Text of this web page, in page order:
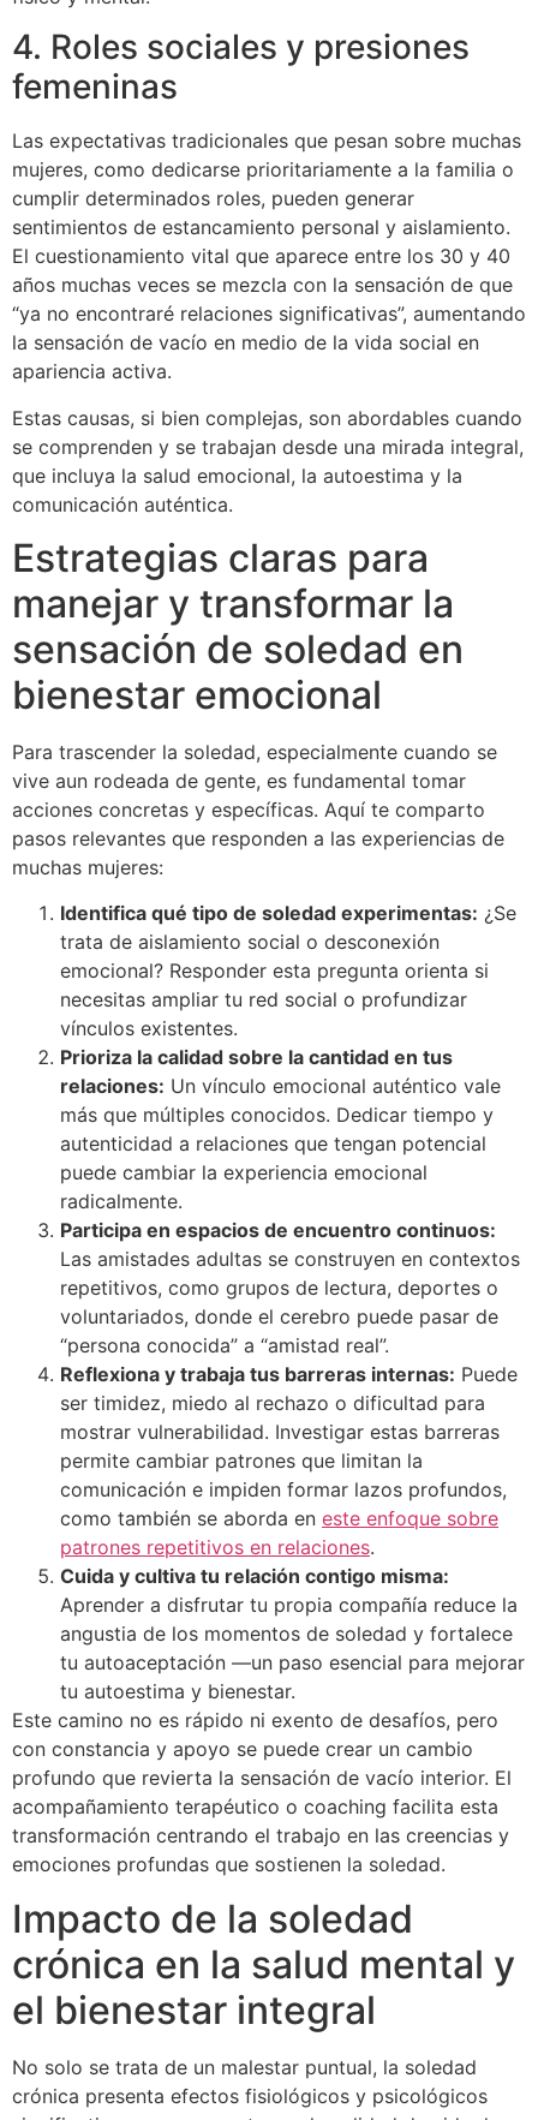
4. Roles sociales y presiones
femeninas
Las expectativas tradicionales que pesan sobre muchas
mujeres, como dedicarse prioritariamente a la familia o
cumplir determinados roles, pueden generar
sentimientos de estancamiento personal y aislamiento.
El cuestionamiento vital que aparece entre los 30 y 40
años muchas veces se mezcla con la sensación de que
“ya no encontraré relaciones significativas”, aumentando
la sensación de vacío en medio de la vida social en
apariencia activa.
Estas causas, si bien complejas, son abordables cuando
se comprenden y se trabajan desde una mirada integral,
que incluya la salud emocional, la autoestima y la
comunicación auténtica.
Estrategias claras para
manejar y transformar la
sensación de soledad en
bienestar emocional
Para trascender la soledad, especialmente cuando se
vive aun rodeada de gente, es fundamental tomar
acciones concretas y específicas. Aquí te comparto
pasos relevantes que responden a las experiencias de
muchas mujeres:
Identifica qué tipo de soledad experimentas: ¿Se
trata de aislamiento social o desconexión
emocional? Responder esta pregunta orienta si
necesitas ampliar tu red social o profundizar
vínculos existentes.
Prioriza la calidad sobre la cantidad en tus
relaciones: Un vínculo emocional auténtico vale
más que múltiples conocidos. Dedicar tiempo y
autenticidad a relaciones que tengan potencial
puede cambiar la experiencia emocional
radicalmente.
Participa en espacios de encuentro continuos:
Las amistades adultas se construyen en contextos
repetitivos, como grupos de lectura, deportes o
voluntariados, donde el cerebro puede pasar de
“persona conocida” a “amistad real”.
Reflexiona y trabaja tus barreras internas: Puede
ser timidez, miedo al rechazo o dificultad para
mostrar vulnerabilidad. Investigar estas barreras
permite cambiar patrones que limitan la
comunicación e impiden formar lazos profundos,
como también se aborda en este enfoque sobre
patrones repetitivos en relaciones.
Cuida y cultiva tu relación contigo misma:
Aprender a disfrutar tu propia compañía reduce la
angustia de los momentos de soledad y fortalece
tu autoaceptación —un paso esencial para mejorar
tu autoestima y bienestar.
Este camino no es rápido ni exento de desafíos, pero
con constancia y apoyo se puede crear un cambio
profundo que revierta la sensación de vacío interior. El
acompañamiento terapéutico o coaching facilita esta
transformación centrando el trabajo en las creencias y
emociones profundas que sostienen la soledad.
Impacto de la soledad
crónica en la salud mental y
el bienestar integral
No solo se trata de un malestar puntual, la soledad
crónica presenta efectos fisiológicos y psicológicos